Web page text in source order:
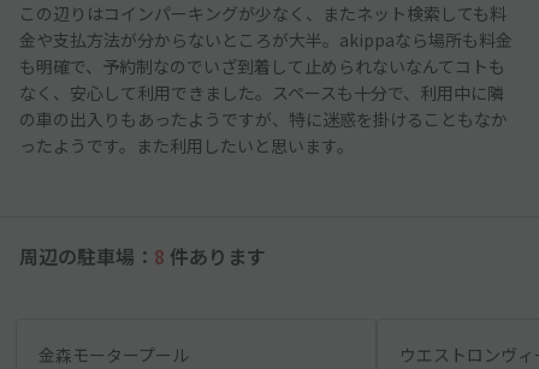
この辺りはコインパーキングが少なく、またネット検索しても料
金や支払方法が分からないところが大半。akippaなら場所も料金
も明確で、予約制なのでいざ到着して止められないなんてコトも
なく、安心して利用できました。スペースも十分で、利用中に隣
の車の出入りもあったようですが、特に迷惑を掛けることもなか
ったようです。また利用したいと思います。
周辺の駐車場： 8 件あります
金森モータープール
ウエストロンヴ